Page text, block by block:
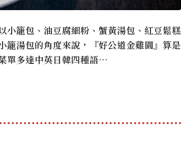
小籠包、油豆腐細粉、蟹黃湯包、紅豆鬆糕
籠湯包的角度來說，『好公道金雞園』算是
單多達中英日韓四種語…